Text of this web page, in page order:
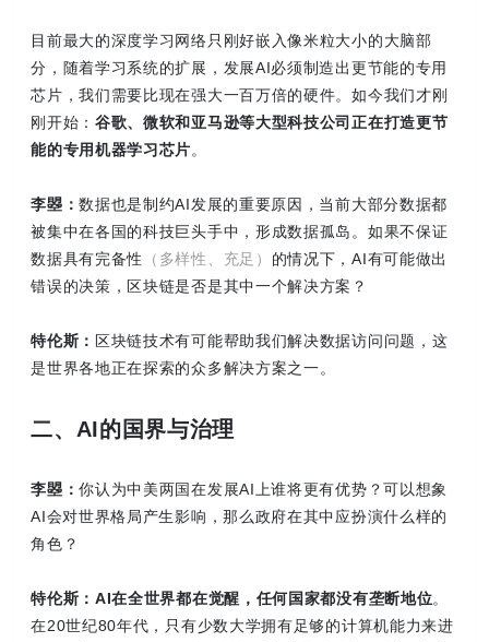
目前最大的深度学习网络只刚好嵌入像米粒大小的大脑部
分，随着学习系统的扩展，发展AI必须制造出更节能的专用
芯片，我们需要比现在强大一百万倍的硬件。如今我们才刚
刚开始： 谷歌、微软和亚马逊等大型科技公司正在打造更节
能的专用机器学习芯片。
李曌：数据也是制约AI发展的重要原因，当前大部分数据都
被集中在各国的科技巨头手中，形成数据孤岛。如果不保证
数据具有完备性
（多样性、充足） 的情况下，AI有可能做出
错误的决策，区块链是否是其中一个解决方案？
特伦斯： 区块链技术有可能帮助我们解决数据访问问题，这
是世界各地正在探索的众多解决方案之一。
二、AI的国界与治理
李曌：你认为中美两国在发展AI上谁将更有优势？可以想象
AI会对世界格局产生影响，那么政府在其中应扮演什么样的
角色？
特伦斯： AI在全世界都在觉醒，任何国家都没有垄断地位。
在20世纪80年代，只有少数大学拥有足够的计算机能力来进